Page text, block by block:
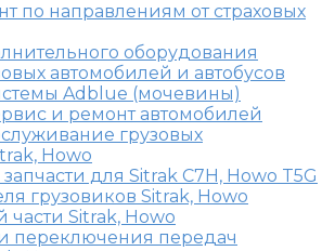
по направлениям от страховых
оборудования
автомобилей и автобусов
Adblue (мочевины)
и ремонт автомобилей
грузовых
Howo
для Sitrak C7H, Howo T5G
грузовиков Sitrak, Howo
части Sitrak, Howo
переключения передач